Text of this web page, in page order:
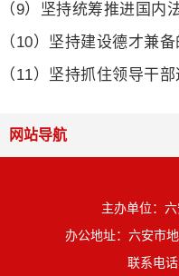
（9）坚持统筹推进国内
（10）坚持建设德才兼
（11）坚持抓住领导干部
网站导航
主办单位：
办公地址：六安市
联系电